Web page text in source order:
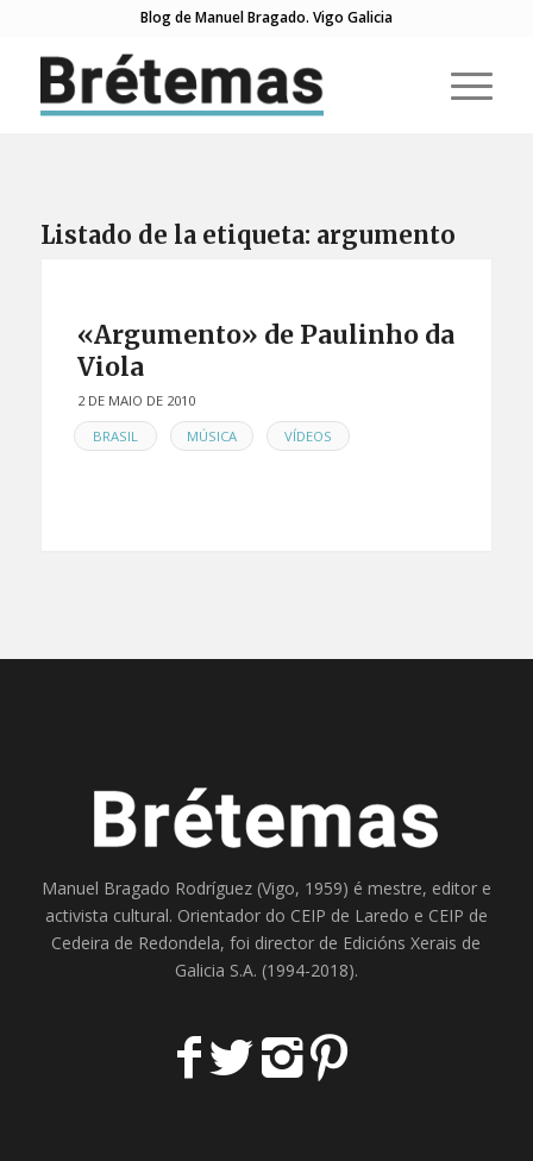
Blog de Manuel Bragado. Vigo Galicia
Listado de la etiqueta: argumento
«Argumento» de Paulinho da
Viola
2 DE MAIO DE 2010
EN
BRASIL , MÚSICA , VÍDEOS
Manuel Bragado Rodríguez (Vigo, 1959) é mestre, editor e
activista cultural. Orientador do CEIP de Laredo e CEIP de
Cedeira de Redondela, foi director de Edicións Xerais de
Galicia S.A. (1994-2018).